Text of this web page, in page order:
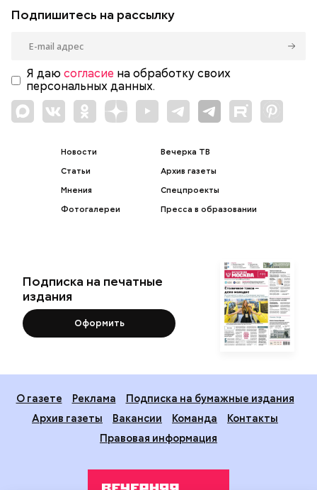
Подпишитесь на рассылку
Я даю согласие на обработку своих
персональных данных.
Новости
Статьи
Мнения
Фотогалереи
Вечерка ТВ
Архив газеты
Спецпроекты
Пресса в образовании
Подписка на печатные
издания
Оформить
О газете Реклама
Подписка на бумажные издания
Архив газеты
Вакансии Команда
Контакты
Правовая информация